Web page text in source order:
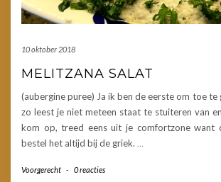
10 oktober 2018
MELITZANA SALAT
(aubergine puree) Ja ik ben de eerste om toe te
zo leest je niet meteen staat te stuiteren van
kom op, treed eens uit je comfortzone want
bestel het altijd bij de griek. …
Voorgerecht - 0 reacties